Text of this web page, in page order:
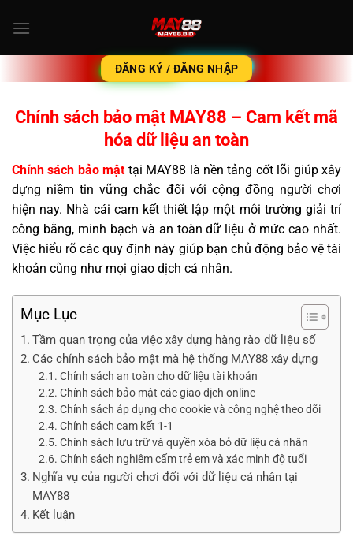
đến
ĐĂNG KÝ / ĐĂNG NHẬP
Chính sách bảo mật MAY88 – Cam kết mã
hóa dữ liệu an toàn
Chính sách bảo mật tại MAY88 là nền tảng cốt lõi giúp xây
dựng niềm tin vững chắc đối với cộng đồng người chơi
hiện nay. Nhà cái cam kết thiết lập một môi trường giải trí
công bằng, minh bạch và an toàn dữ liệu ở mức cao nhất.
Việc hiểu rõ các quy định này giúp bạn chủ động bảo vệ tài
khoản cũng như mọi giao dịch cá nhân.
Mục Lục
Tầm quan trọng của việc xây dựng hàng rào dữ liệu số
Các chính sách bảo mật mà hệ thống MAY88 xây dựng
Chính sách an toàn cho dữ liệu tài khoản
Chính sách bảo mật các giao dịch online
Chính sách áp dụng cho cookie và công nghệ theo dõi
Chính sách cam kết 1-1
Chính sách lưu trữ và quyền xóa bỏ dữ liệu cá nhân
Chính sách nghiêm cấm trẻ em và xác minh độ tuổi
Nghĩa vụ của người chơi đối với dữ liệu cá nhân tại
MAY88
Kết luận